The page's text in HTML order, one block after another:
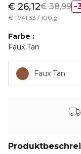
€ 26,12€ 38,99
€ 1.741,33 / 100 g
Farbe
Faux Tan
Faux Tan